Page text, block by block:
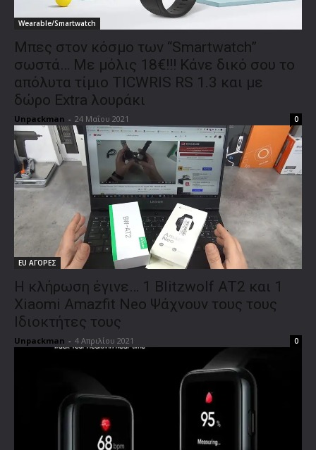
Wearable/Smartwatch
Μπες στον κόσμο των “Smartwatch”
σωστά… Με μόλις 18€!!! Κάνε δικό σου το
απόλυτα τίμιο TICWRIS RS 1.3 και με
δώρο Extra λουράκι
Unpackman - 24 Μαΐου 2021 0
EU ΑΓΟΡΕΣ
Η κλήρωση έγινε… 1 Blitzwolf AT2 και 1
Xiaomi Amazfit Neo Ψάχνουν τους τους
Ιδιοκτήτες τους
Unpackman - 4 Απριλίου 2021 0